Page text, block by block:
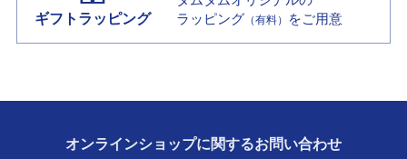
ギフトラッピング
ラッピング （有料） をご用意
オンラインショップに関するお問い合わせ